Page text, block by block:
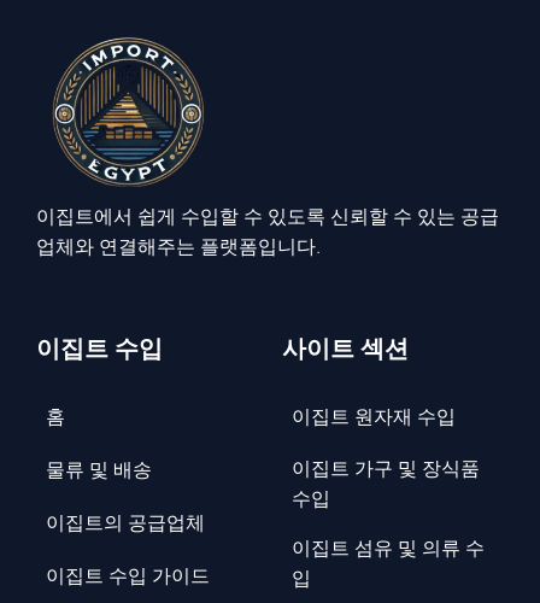
이집트에서 쉽게 수입할 수 있도록 신뢰할 수 있는 공급
업체와 연결해주는 플랫폼입니다.
이집트 수입
홈
물류 및 배송
이집트의 공급업체
이집트 수입 가이드
사이트 섹션
이집트 원자재 수입
이집트 가구 및 장식품
수입
이집트 섬유 및 의류 수
입